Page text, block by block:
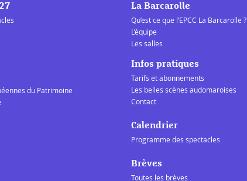
du Patrimoine
La Barcarolle
Qu’est ce que l’EPCC La Barcarolle ?
L’équipe
Les salles
Infos pratiques
Tarifs et abonnements
Les belles scènes audomaroises
Contact
Calendrier
Programme des spectacles
Brèves
Toutes les brèves